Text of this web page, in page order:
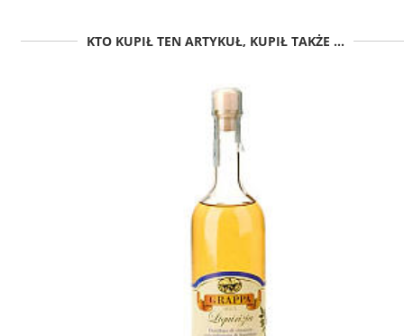
KTO KUPIŁ TEN ARTYKUŁ, KUPIŁ TAKŻE ...